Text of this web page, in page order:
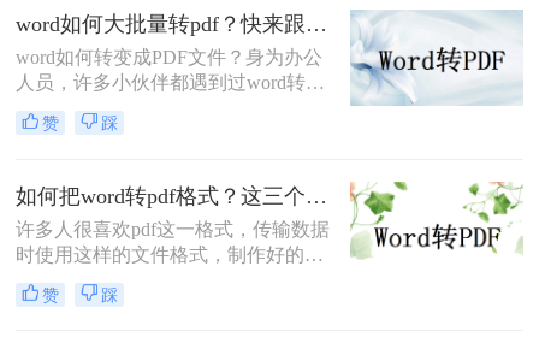
印时，pdf格式不会改变，但由于计算
机的不同，word往往会改变，但是pdf
格式更加稳定。所以我们可以考虑将
word转pdf格式文件，那么word如何
转pdf格式文件呢？下面就来看看吧。
word如何大批量转pdf？快来跟我学这个妙招！
word如何转变成PDF文件？身为办公
人员，许多小伙伴都遇到过word转pdf
的操作，前几天朋友刚上班，问了一
些文件转换的问题，今天就把word如
能帮助大家！一起来看看吧。
赞 踩
如何把word转pdf格式？这三个方法值得推荐！
许多人很喜欢pdf这一格式，传输数据
时使用这样的文件格式，制作好的
word文档、excel表格、ppt演示文稿，
以及将文档转换成这一格式，正是喜
赞 踩